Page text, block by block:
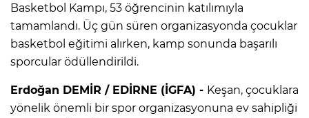
Basketbol Kampı, 53 öğrencinin katılımıyla
tamamlandı. Üç gün süren organizasyonda çocuklar
basketbol eğitimi alırken, kamp sonunda başarılı
sporcular ödüllendirildi.
Erdoğan DEMİR / EDİRNE (İGFA) - Keşan, çocuklara
yönelik önemli bir spor organizasyonuna ev sahipliği